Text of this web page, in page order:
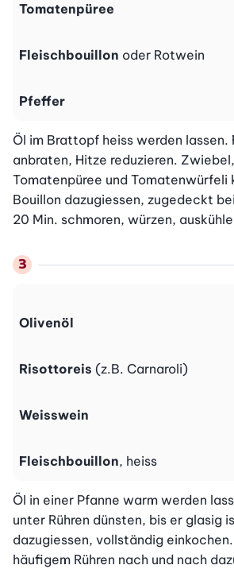
Tomatenpüree
Fleischbouillon oder Rotwein
Pfeffer
Öl im Brattopf heiss werden lassen.
anbraten, Hitze reduzieren.
Tomatenpüree und Tomatenwürfeli
Bouillon dazugiessen, zugedeckt
20 Min. schmoren, würzen,
Olivenöl
Risottoreis (z.B. Carnaroli)
Weisswein
Fleischbouillon, heiss
Öl in einer Pfanne warm werden
unter Rühren dünsten, bis er glasig
dazugiessen, vollständig
häufigem Rühren nach und nach